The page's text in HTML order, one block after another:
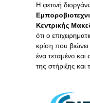
Η φετινή
Κεντρικής
ότι ο
κρίση που
ένα τεταμένο και
της στήριξης και